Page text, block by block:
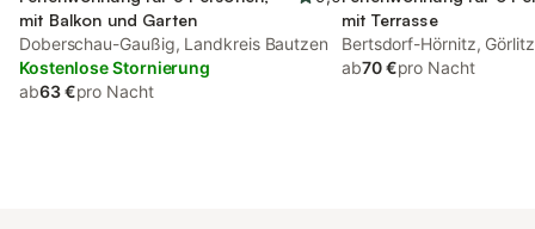
mit Balkon und Garten
Doberschau-Gaußig, Landkreis Bautzen
Kostenlose Stornierung
ab63 €pro Nacht
mit Terrasse
Bertsdorf-Hörnitz,
ab70 €pro Nacht